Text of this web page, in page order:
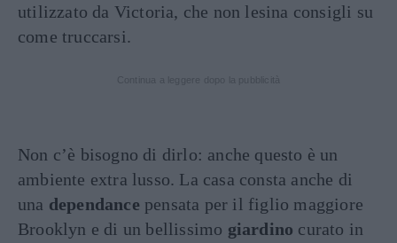
utilizzato da Victoria, che non lesina consigli su
come truccarsi.
Non c’è bisogno di dirlo: anche questo è un
ambiente extra lusso. La casa consta anche di
una dependance pensata per il figlio maggiore
Brooklyn e di un bellissimo giardino curato in